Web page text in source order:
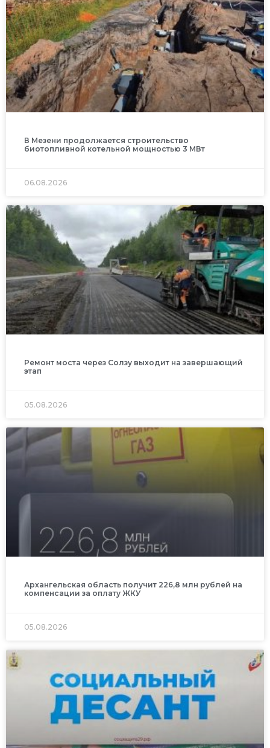
В Мезени продолжается строительство
биотопливной котельной мощностью 3 МВт
06.08.2026
Ремонт моста через Солзу выходит на завершающий
этап
05.08.2026
Архангельская область получит 226,8 млн рублей на
компенсации за оплату ЖКУ
05.08.2026